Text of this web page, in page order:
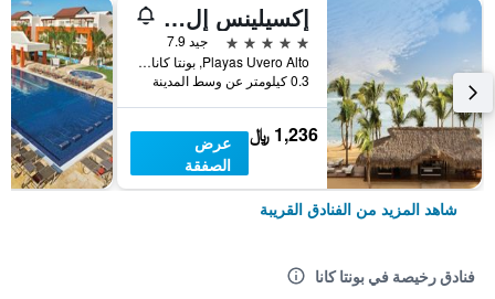
إكسيلينس إل كارمن - ألدالتس أونل ٔول جميع كلخدمات
5 نجوم
جيد 7.9
Playas Uvero Alto, بونتا كانا, جمهورية الدومينيكان
0.3 كيلومتر عن وسط المدينة
1,236 ﷼
عرض
الصفقة
شاهد المزيد من الفنادق القريبة
فنادق رخيصة في بونتا كانا